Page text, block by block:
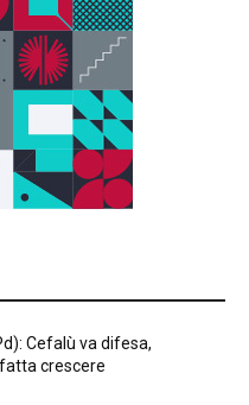
Cefalù va difesa,
crescere